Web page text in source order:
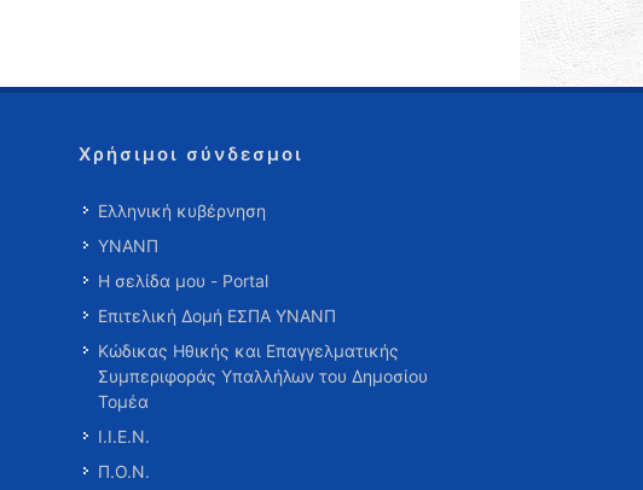
Χρήσιμοι σύνδεσμοι
Ελληνική κυβέρνηση
ΥΝΑΝΠ
Η σελίδα μου - Portal
Επιτελική Δομή ΕΣΠΑ ΥΝΑΝΠ
Κώδικας Ηθικής και Επαγγελματικής
Συμπεριφοράς Υπαλλήλων του Δημοσίου
Τομέα
Ι.Ι.Ε.Ν.
Π.Ο.Ν.